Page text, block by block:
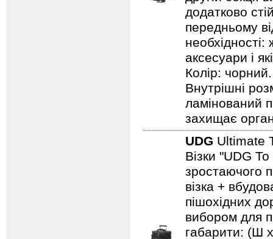
додатково
передньому
аксесуари і
Колір:
Внутрішні
ламінований
захищає
UDG Ultimate
Візки "UDG
зростаючого
візка +
пішохідних
вибором для
габарити: (Ш